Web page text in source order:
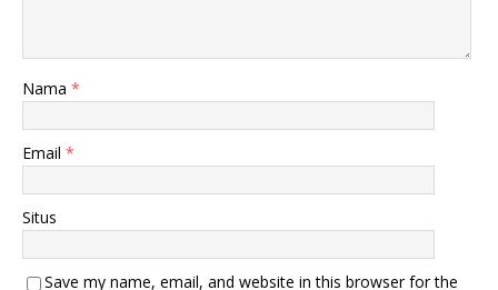
Nama *
Email *
Situs
Save my name, email, and website in this browser for the